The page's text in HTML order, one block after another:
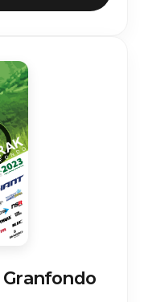
Granfondo